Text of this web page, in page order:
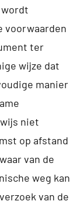
voorwaarden
ter
wijze dat
manier
niet
op afstand
van de
weg kan
van de